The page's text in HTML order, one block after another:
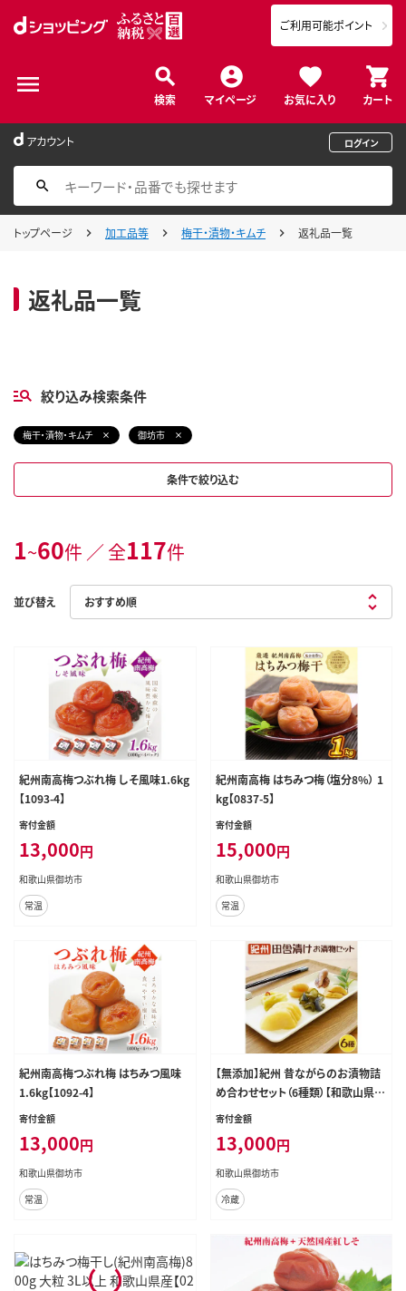
検索 マイページ お気に入り カート
ご利用可能ポイント
アカウント ログイン
トップページ 加工品等 梅干・漬物・キムチ 返礼品一覧
返礼品一覧
絞り込み検索条件
梅干・漬物・キムチ 御坊市
条件で絞り込む
1~60件 ／ 全117件
並び替え
紀州南高梅つぶれ梅 しそ風味1.6kg
【1093-4】
寄付金額
13,000円
和歌山県御坊市
常温
紀州南高梅 はちみつ梅（塩分8%） 1
kg【0837-5】
寄付金額
15,000円
和歌山県御坊市
常温
紀州南高梅つぶれ梅 はちみつ風味
1.6kg【1092-4】
寄付金額
13,000円
和歌山県御坊市
常温
【無添加】紀州 昔ながらのお漬物詰
め合わせセット（6種類）【和歌山県
産】【0077-3】
寄付金額
13,000円
和歌山県御坊市
冷蔵